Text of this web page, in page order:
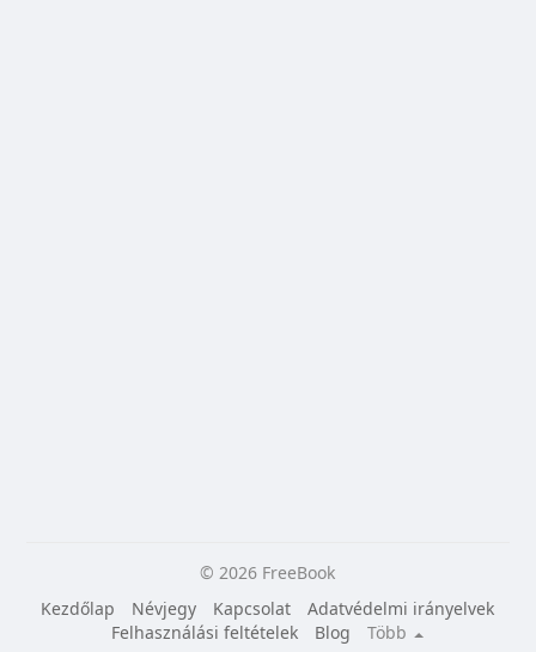
© 2026 FreeBook
Kezdőlap
Névjegy Kapcsolat
Adatvédelmi irányelvek
Felhasználási feltételek
Blog
Több